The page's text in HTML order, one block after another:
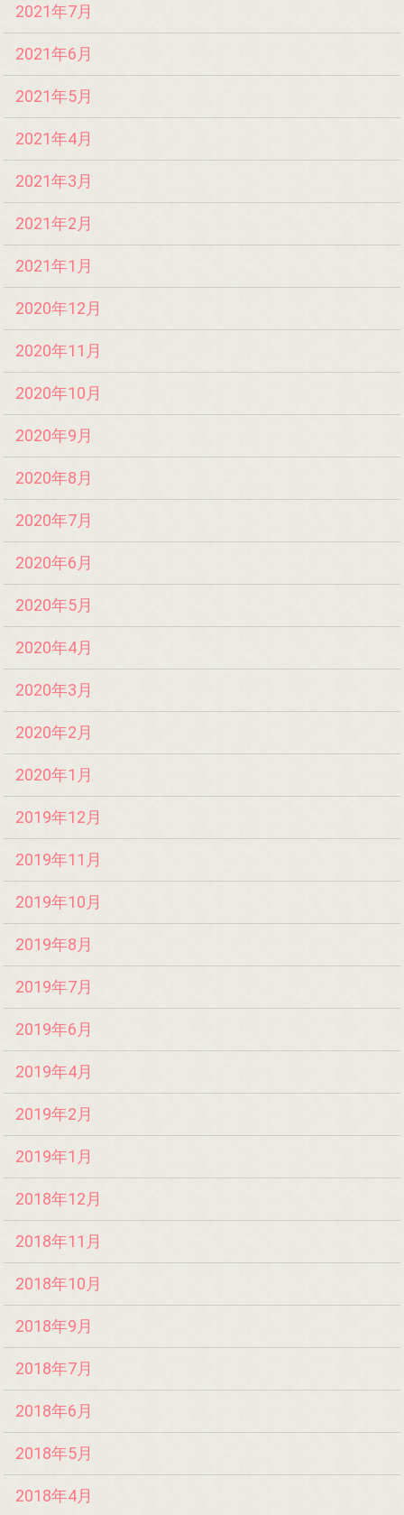
2021年7月
2021年6月
2021年5月
2021年4月
2021年3月
2021年2月
2021年1月
2020年12月
2020年11月
2020年10月
2020年9月
2020年8月
2020年7月
2020年6月
2020年5月
2020年4月
2020年3月
2020年2月
2020年1月
2019年12月
2019年11月
2019年10月
2019年8月
2019年7月
2019年6月
2019年4月
2019年2月
2019年1月
2018年12月
2018年11月
2018年10月
2018年9月
2018年7月
2018年6月
2018年5月
2018年4月